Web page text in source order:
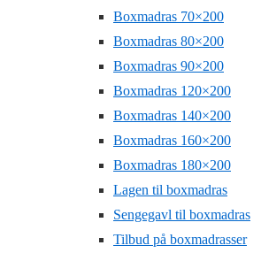
Boxmadras 70×200
Boxmadras 80×200
Boxmadras 90×200
Boxmadras 120×200
Boxmadras 140×200
Boxmadras 160×200
Boxmadras 180×200
Lagen til boxmadras
Sengegavl til boxmadras
Tilbud på boxmadrasser